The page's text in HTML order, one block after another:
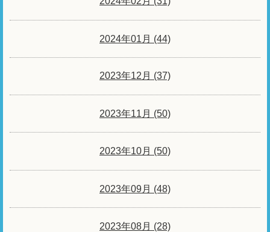
2024年01月 (44)
2023年12月 (37)
2023年11月 (50)
2023年10月 (50)
2023年09月 (48)
2023年08月 (28)